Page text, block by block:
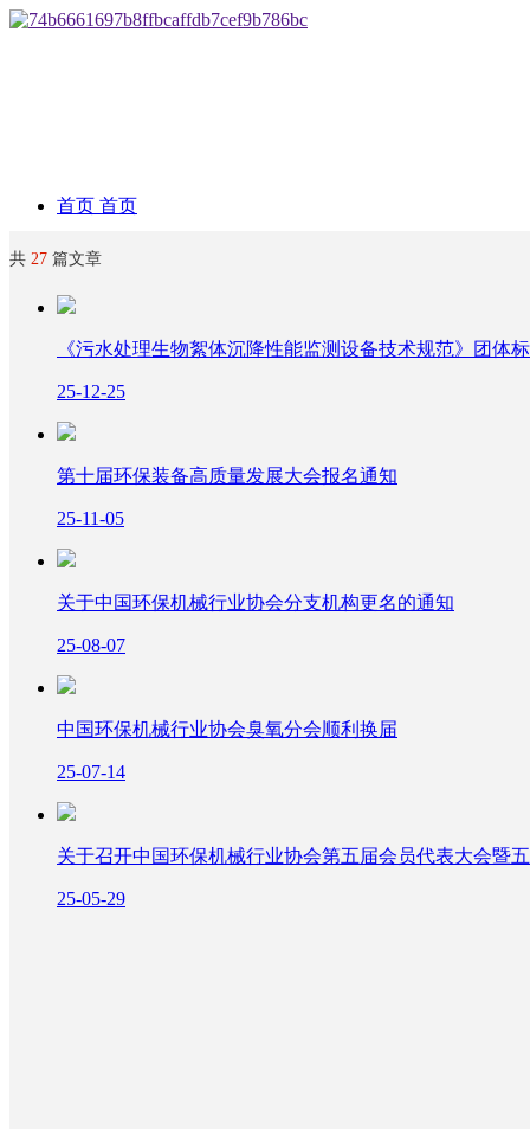
搜索
中国臭氧技术网
首页 首页
委会
结 构
会员单位
规章制度
新闻资讯 新闻资讯
行业动态
政策法规
标准规范
中国臭氧发展史
历史概述
大事记
科研文献
技术综述
放电技术
臭氧应用
给水处理
废气处理
联系我们 联系我们
共 27 篇文章
《污水处理生物絮体沉降性能监测设备技术规范》团体
25-12-25
第十届环保装备高质量发展大会报名通知
25-11-05
关于中国环保机械行业协会分支机构更名的通知
25-08-07
中国环保机械行业协会臭氧分会顺利换届
25-07-14
关于召开中国环保机械行业协会第五届会员代表大会暨
25-05-29